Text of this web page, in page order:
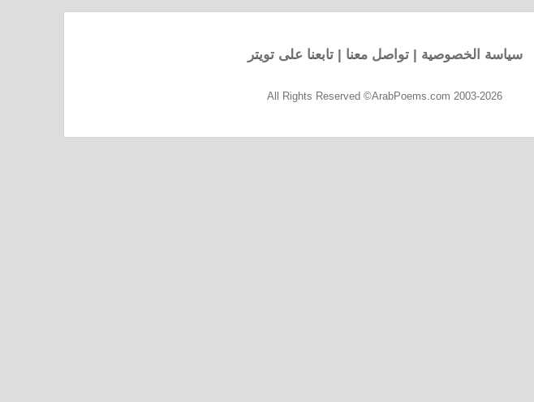
سياسة الخصوصية |تواصل معنا |تابعنا على تويتر
All Rights Reserved ©ArabPoems.com 2003-2026